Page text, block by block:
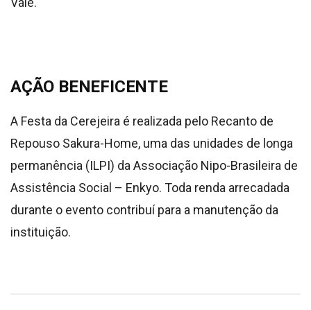
AÇÃO BENEFICENTE
A Festa da Cerejeira é realizada pelo Recanto de
Repouso Sakura-Home, uma das unidades de longa
permanência (ILPI) da Associação Nipo-Brasileira de
Assistência Social – Enkyo. Toda renda arrecadada
durante o evento contribuí para a manutenção da
instituição.